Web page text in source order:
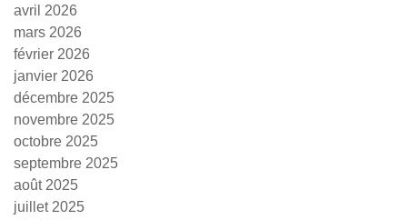
avril 2026
mars 2026
février 2026
janvier 2026
décembre 2025
novembre 2025
octobre 2025
septembre 2025
août 2025
juillet 2025